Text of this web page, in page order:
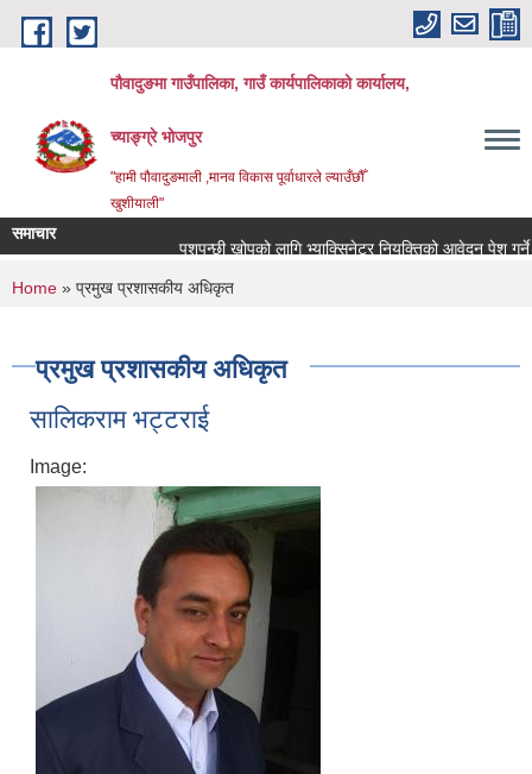
Skip to main content
पौवादुङमा गाउँपालिका, गाउँ कार्यपालिकाको कार्यालय,
च्याङ्ग्रे भोजपुर
"हामी पौवादुङमाली ,मानव विकास पूर्वाधारले ल्याउँछौँ
खुशीयाली"
समाचार
पशुपन्छी खोपको लागि भ्याक्सिनेटर नियुक्तिको आवेदन पेश गर्ने
You are here
Home » प्रमुख प्रशासकीय अधिकृत
प्रमुख प्रशासकीय अधिकृत
सालिकराम भट्टराई
Image: